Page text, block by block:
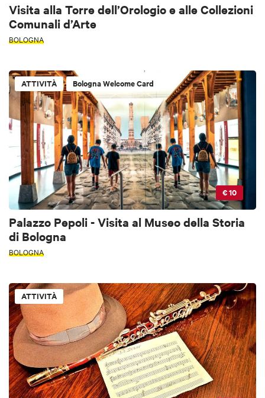
Visita alla Torre dell’Orologio e alle Collezioni
Comunali d’Arte
BOLOGNA
ATTIVITÀ Bologna Welcome Card
€ 10
Palazzo Pepoli - Visita al Museo della Storia
di Bologna
BOLOGNA
ATTIVITÀ